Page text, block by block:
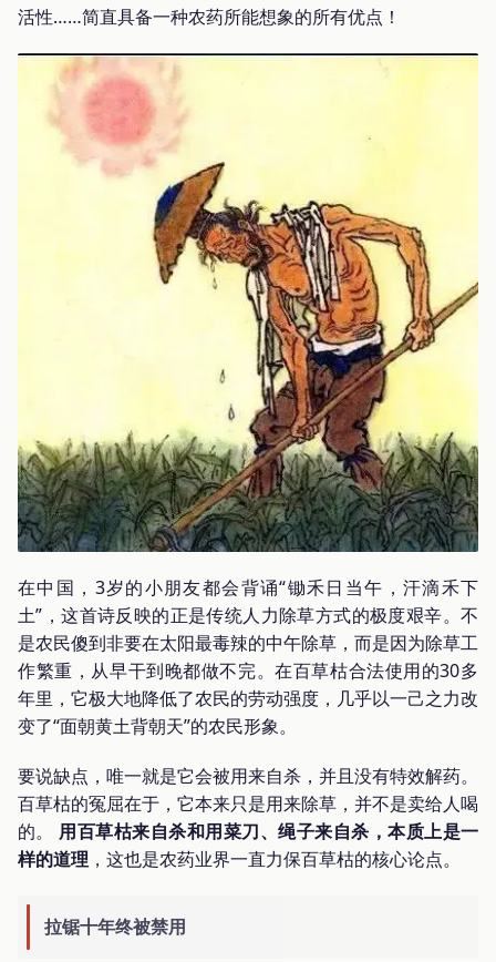
活性……简直具备一种农药所能想象的所有优点！
在中国，3岁的小朋友都会背诵“锄禾日当午，汗滴禾下
土”，这首诗反映的正是传统人力除草方式的极度艰辛。不
是农民傻到非要在太阳最毒辣的中午除草，而是因为除草工
作繁重，从早干到晚都做不完。在百草枯合法使用的30多
年里，它极大地降低了农民的劳动强度，几乎以一己之力改
变了“面朝黄土背朝天”的农民形象。
要说缺点，唯一就是它会被用来自杀，并且没有特效解药。
百草枯的冤屈在于，它本来只是用来除草，并不是卖给人喝
的。 用百草枯来自杀和用菜刀、绳子来自杀，本质上是一
样的道理 ，这也是农药业界一直力保百草枯的核心论点。
拉锯十年终被禁用